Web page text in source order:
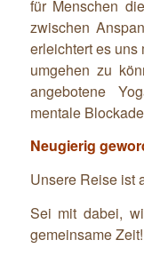
für Menschen
zwischen
erleichtert es
umgehen zu
angebotene
mentale
Neugierig
Unsere Reise ist
Sei mit dabei,
gemeinsame Zeit!